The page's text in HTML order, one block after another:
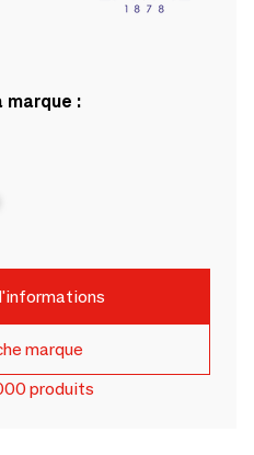
marque :
marque
produits